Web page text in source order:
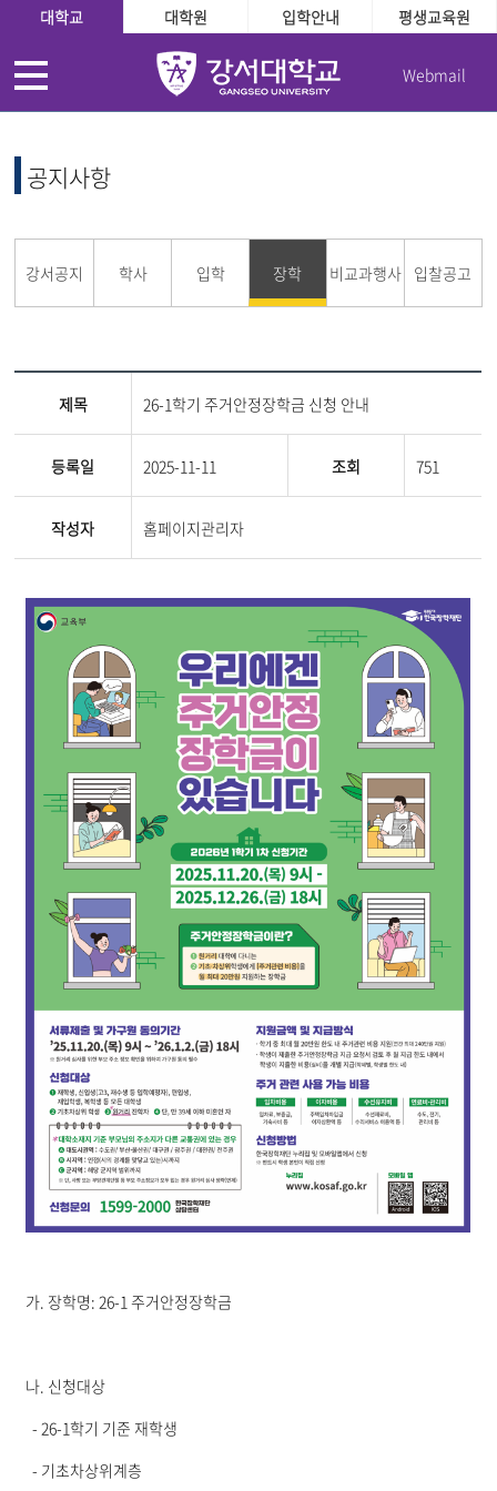
대학교 대학원 입학안내 평생교육원
Webmail
공지사항
강서공지 학사 입학 장학 비교과행사 입찰공고
제목 26-1학기 주거안정장학금 신청 안내
등록일 2025-11-11 조회 751
작성자 홈페이지관리자
가. 장학명: 26-1 주거안정장학금
나. 신청대상
- 26-1학기 기준 재학생
- 기초차상위계층